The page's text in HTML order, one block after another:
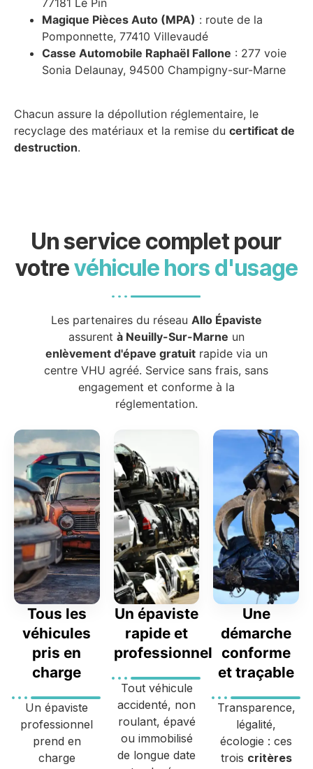
77181 Le Pin
Magique Pièces Auto (MPA) : route de la
Pomponnette, 77410 Villevaudé
Casse Automobile Raphaël Fallone : 277 voie
Sonia Delaunay, 94500 Champigny-sur-Marne
Chacun assure la dépollution réglementaire, le
recyclage des matériaux et la remise du certificat de
destruction.
Un service complet pour
votrevéhicule hors d'usage
Les partenaires du réseau Allo Épaviste
assurent à Neuilly-Sur-Marne un
enlèvement d'épave gratuitrapide via un
centre VHU agréé. Service sans frais, sans
engagement et conforme à la
réglementation.
Tous les
véhicules
pris en
charge
Un épaviste
professionnel
prend en
charge
Un épaviste
rapide et
professionnel
Tout véhicule
accidenté, non
roulant, épavé
ou immobilisé
de longue date
Une
démarche
conforme
et traçable
Transparence,
légalité,
écologie : ces
trois critères